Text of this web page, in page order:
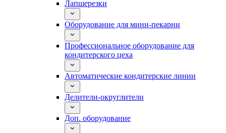
Лапшерезки
Оборудование для мини-пекарни
Профессиональное оборудование для
кондитерского цеха
Автоматические кондитерские линии
Делители-округлители
Доп. оборудование